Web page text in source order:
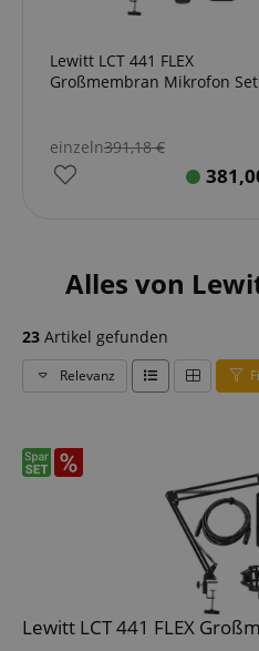
Lewitt LCT 441 FLEX
Großmembran Mikrofon Set
einzeln391,18€
Alles von
23 Artikel gefunden
Relevanz
Lewitt LCT 441 FLEX